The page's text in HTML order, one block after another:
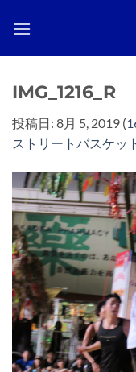
IMG_1216_R
投稿日: 8月 5, 2019 (
ストリートバスケ